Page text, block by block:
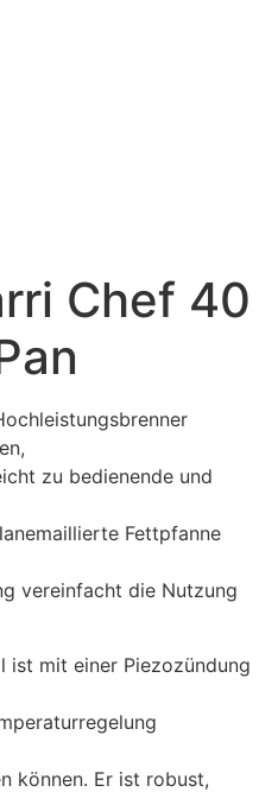
Chef 40
zu bedienende und
Fettpfanne
vereinfacht die Nutzung
ist mit einer Piezozündung
können. Er ist robust,